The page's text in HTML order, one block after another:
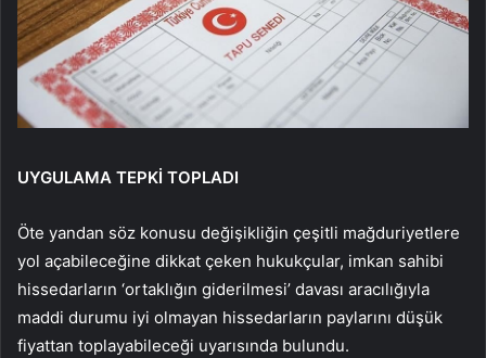
UYGULAMA TEPKİ TOPLADI
Öte yandan söz konusu değişikliğin çeşitli mağduriyetlere
yol açabileceğine dikkat çeken hukukçular, imkan sahibi
hissedarların ‘ortaklığın giderilmesi’ davası aracılığıyla
maddi durumu iyi olmayan hissedarların paylarını düşük
fiyattan toplayabileceği uyarısında bulundu.